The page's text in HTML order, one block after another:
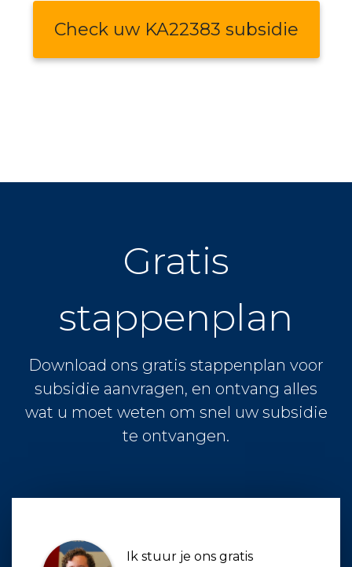
Check uw KA22383 subsidie
Gratis
stappenplan
Download ons gratis stappenplan voor
subsidie aanvragen, en ontvang alles
wat u moet weten om snel uw subsidie
te ontvangen.
Ik stuur je ons gratis